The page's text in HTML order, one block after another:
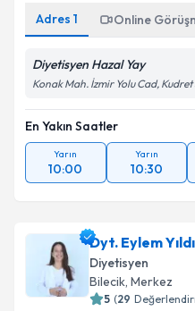
kapsamda
Takvim
Adres 1 Online
Diyetisyen Hazal Yay
Konak Mah. İzmir Yolu Cad,
En Yakın Saatler
Yarın
10:00
Yarın
10:30
Dyt. Eylem
Diyetisyen
Bilecik Merkez
5 (29